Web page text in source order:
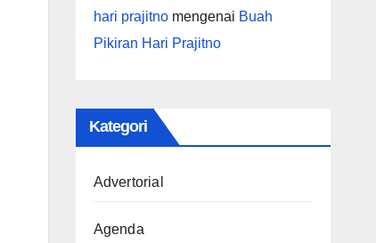
hari prajitnomengenai Buah
Pikiran Hari Prajitno
Kategori
Advertorial
Agenda